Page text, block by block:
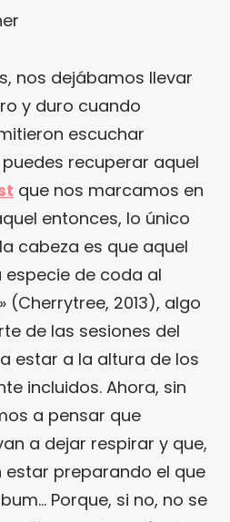
nos dejábamos llevar
y duro cuando
escuchar
recuperar aquel
que nos marcamos en
entonces, lo único
cabeza es que aquel
de coda al
» (Cherrytree, 2013), algo
de las sesiones del
estar a la altura de los
incluidos. Ahora, sin
a pensar que
a dejar respirar y que,
estar preparando el que
Porque, si no, no se